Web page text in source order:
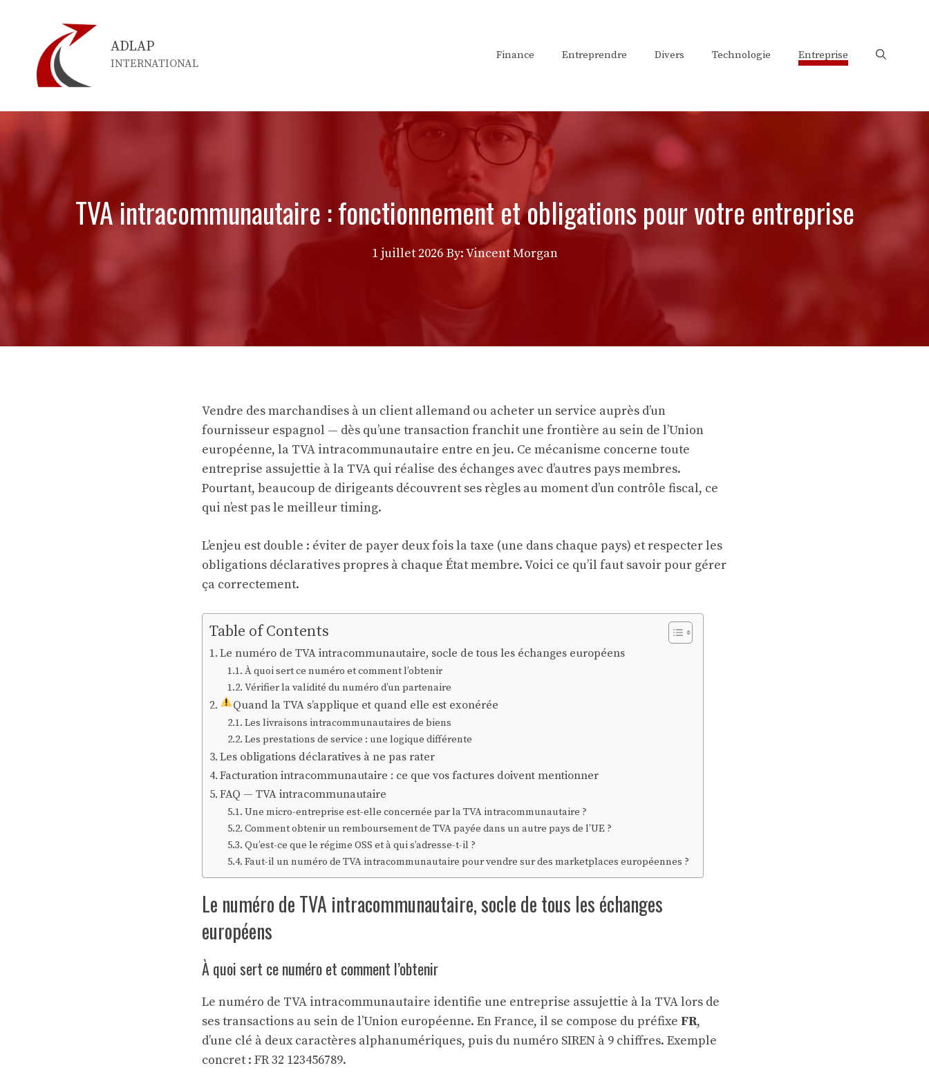
contenu
ADLAP
INTERNATIONAL
Finance Entreprendre Divers Technologie Entreprise
TVA intracommunautaire : fonctionnement et obligations pour votre entreprise
1 juillet 2026 By: Vincent Morgan
Vendre des marchandises à un client allemand ou acheter un service auprès d’un
fournisseur espagnol — dès qu’une transaction franchit une frontière au sein de l’Union
européenne, la TVA intracommunautaire entre en jeu. Ce mécanisme concerne toute
entreprise assujettie à la TVA qui réalise des échanges avec d’autres pays membres.
Pourtant, beaucoup de dirigeants découvrent ses règles au moment d’un contrôle fiscal, ce
qui n’est pas le meilleur timing.
L’enjeu est double : éviter de payer deux fois la taxe (une dans chaque pays) et respecter les
obligations déclaratives propres à chaque État membre. Voici ce qu’il faut savoir pour gérer
ça correctement.
Table of Contents
Le numéro de TVA intracommunautaire, socle de tous les échanges européens
À quoi sert ce numéro et comment l’obtenir
Vérifier la validité du numéro d’un partenaire
Quand la TVA s’applique et quand elle est exonérée
Les livraisons intracommunautaires de biens
Les prestations de service : une logique différente
Les obligations déclaratives à ne pas rater
Facturation intracommunautaire : ce que vos factures doivent mentionner
FAQ — TVA intracommunautaire
Une micro-entreprise est-elle concernée par la TVA intracommunautaire ?
Comment obtenir un remboursement de TVA payée dans un autre pays de l’UE ?
Qu’est-ce que le régime OSS et à qui s’adresse-t-il ?
Faut-il un numéro de TVA intracommunautaire pour vendre sur des marketplaces européennes ?
Le numéro de TVA intracommunautaire, socle de tous les échanges
européens
À quoi sert ce numéro et comment l’obtenir
Le numéro de TVA intracommunautaire identifie une entreprise assujettie à la TVA lors de
ses transactions au sein de l’Union européenne. En France, il se compose du préfixe FR,
d’une clé à deux caractères alphanumériques, puis du numéro SIREN à 9 chiffres. Exemple
concret : FR 32 123456789.